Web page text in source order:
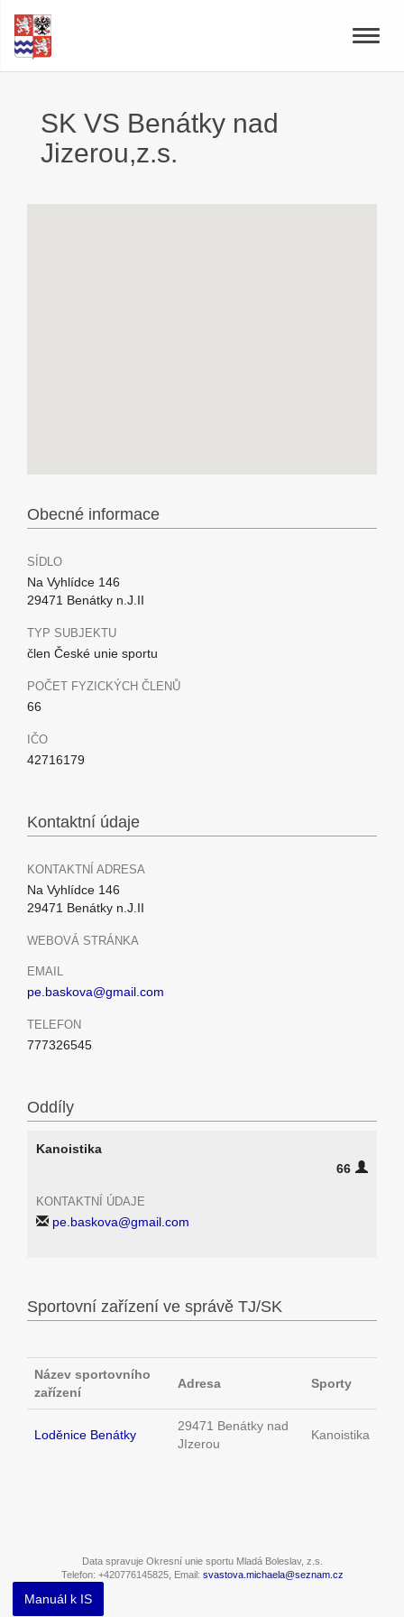
Toggle
SK VS Benátky nad
Jizerou,z.s.
Obecné informace
SÍDLO
Na Vyhlídce 146
29471 Benátky n.J.II
TYP SUBJEKTU
člen České unie sportu
POČET FYZICKÝCH ČLENŮ
66
IČO
42716179
Kontaktní údaje
KONTAKTNÍ ADRESA
Na Vyhlídce 146
29471 Benátky n.J.II
WEBOVÁ STRÁNKA
EMAIL
pe.baskova@gmail.com
TELEFON
777326545
Oddíly
Kanoistika
66
KONTAKTNÍ ÚDAJE
pe.baskova@gmail.com
Sportovní zařízení ve správě TJ/SK
Název sportovního
zařízení
Adresa Sporty
Loděnice Benátky
29471 Benátky nad
JIzerou
Kanoistika
Data spravuje Okresní unie sportu Mladá Boleslav, z.s.
Telefon: +420776145825, Email: svastova.michaela@seznam.cz
Manuál k IS